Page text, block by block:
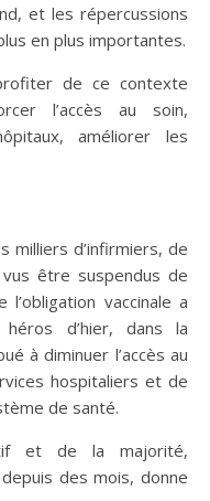
et les répercussions
en plus importantes.
de ce contexte
l’accès au soin,
améliorer les
milliers d’infirmiers, de
être suspendus de
vaccinale a
d’hier, dans la
à diminuer l’accès au
hospitaliers et de
de santé.
et de la majorité,
des mois, donne